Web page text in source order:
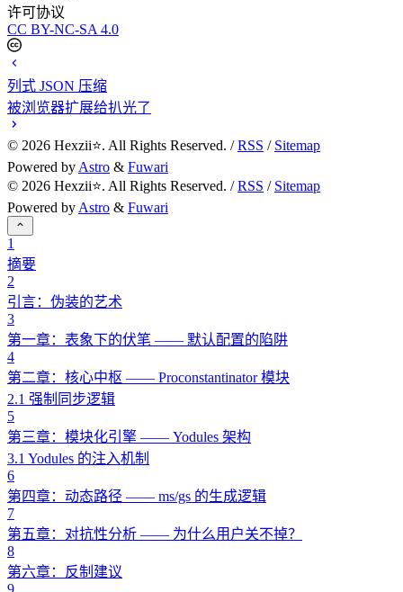
许可协议
CC BY-NC-SA 4.0
列式 JSON 压缩
被浏览器扩展给扒光了
© 2026 Hexzii⭐. All Rights Reserved. /RSS / Sitemap
Powered by Astro & Fuwari
© 2026 Hexzii⭐. All Rights Reserved. /RSS / Sitemap
Powered by Astro & Fuwari
1
摘要
2
引言：伪装的艺术
3
第一章：表象下的伏笔 —— 默认配置的陷阱
4
第二章：核心中枢 —— Proconstantinator 模块
2.1 强制同步逻辑
5
第三章：模块化引擎 —— Yodules 架构
3.1 Yodules 的注入机制
6
第四章：动态路径 —— ms/gs 的生成逻辑
7
第五章：对抗性分析 —— 为什么用户关不掉？
8
第六章：反制建议
9